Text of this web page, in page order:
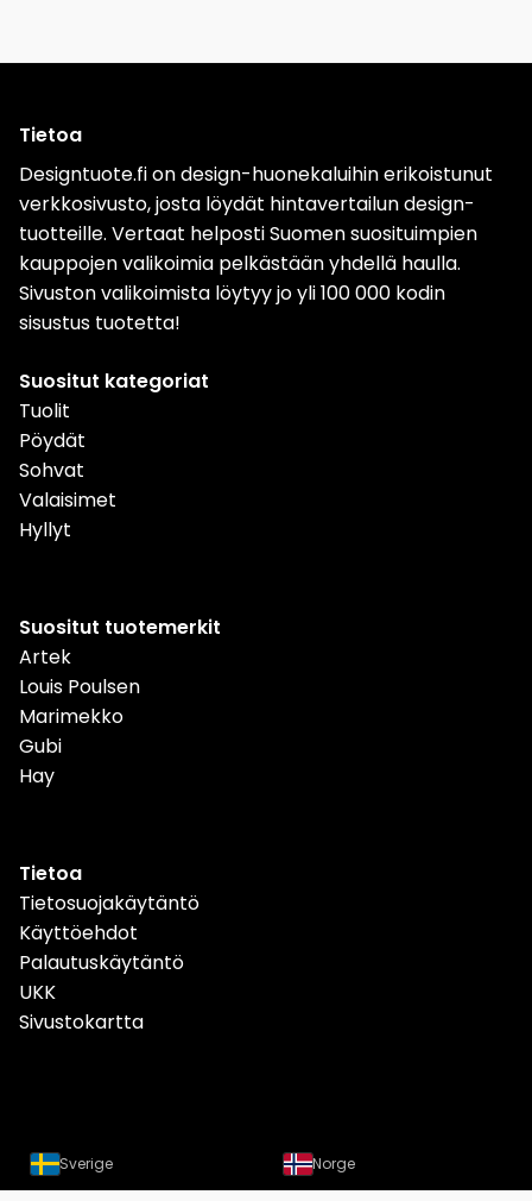
Tietoa
Designtuote.fi on design-huonekaluihin erikoistunut
verkkosivusto, josta löydät hintavertailun design-
tuotteille. Vertaat helposti Suomen suosituimpien
kauppojen valikoimia pelkästään yhdellä haulla.
Sivuston valikoimista löytyy jo yli 100 000 kodin
sisustus tuotetta!
Suositut kategoriat
Tuolit
Pöydät
Sohvat
Valaisimet
Hyllyt
Suositut tuotemerkit
Artek
Louis Poulsen
Marimekko
Gubi
Hay
Tietoa
Tietosuojakäytäntö
Käyttöehdot
Palautuskäytäntö
UKK
Sivustokartta
Sverige Norge